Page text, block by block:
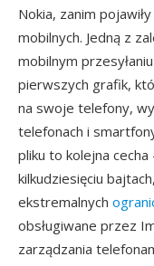
Nokia, zanim
mobilnych. Jedną z
mobilnym
pierwszych grafik,
na swoje telefony,
telefonach i
pliku to kolejna
kilkudziesięciu
ekstremalnych
obsługiwane przez
zarządzania